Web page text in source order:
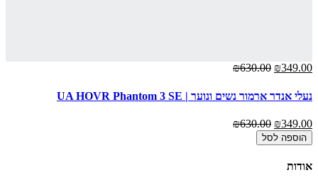
₪349.00
₪630.00
נעלי אנדר ארמור נשים ונוער | UA HOVR Phantom 3 SE
₪349.00
₪630.00
הוספה לסל
אודות